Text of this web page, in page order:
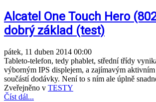
Alcatel One Touch Hero
dobrý základ (test)
pátek, 11 duben 2014 00:00
Tableto-telefon, tedy phablet, střední třídy
výborným IPS displejem, a zajímavým
součástí dodávky. Není to s ním ale úplně
Zveřejněno v TESTY
Číst dál...